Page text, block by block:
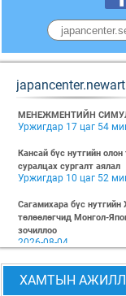
МЕНЕЖМЕНТИЙН
Уржигдар 17 цаг 54
Кансай бүс нутгийн
суралцах сургалт аялал
Уржигдар 10 цаг 52
Сагамихара бүс
төлөөлөгчид Монгол-
зочиллоо
2026-08-04
"БИЗНЕС БА ХҮНИЙ ЭРХ"
2026-07-28
ХАМТЫН